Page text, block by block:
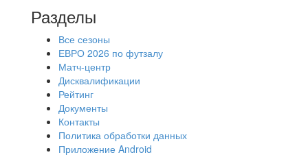
Разделы
Все сезоны
ЕВРО 2026 по футзалу
Матч-центр
Дисквалификации
Рейтинг
Документы
Контакты
Политика обработки данных
Приложение Android